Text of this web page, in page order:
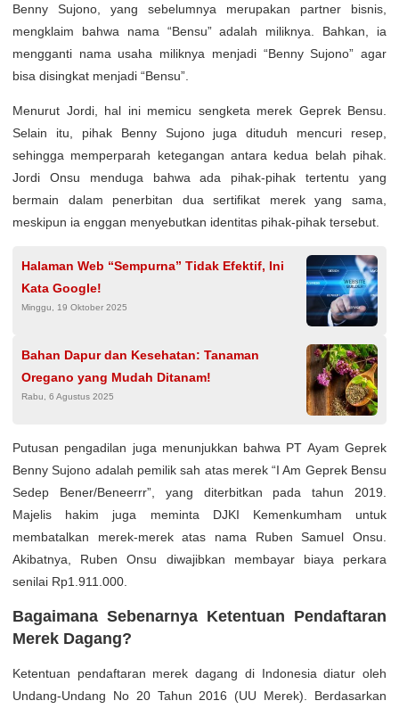
Benny Sujono, yang sebelumnya merupakan partner bisnis,
mengklaim bahwa nama “Bensu” adalah miliknya. Bahkan, ia
mengganti nama usaha miliknya menjadi “Benny Sujono” agar
bisa disingkat menjadi “Bensu”.
Menurut Jordi, hal ini memicu sengketa merek Geprek Bensu.
Selain itu, pihak Benny Sujono juga dituduh mencuri resep,
sehingga memperparah ketegangan antara kedua belah pihak.
Jordi Onsu menduga bahwa ada pihak-pihak tertentu yang
bermain dalam penerbitan dua sertifikat merek yang sama,
meskipun ia enggan menyebutkan identitas pihak-pihak tersebut.
Halaman Web “Sempurna” Tidak Efektif, Ini
Kata Google!
Minggu, 19 Oktober 2025
Bahan Dapur dan Kesehatan: Tanaman
Oregano yang Mudah Ditanam!
Rabu, 6 Agustus 2025
Putusan pengadilan juga menunjukkan bahwa PT Ayam Geprek
Benny Sujono adalah pemilik sah atas merek “I Am Geprek Bensu
Sedep Bener/Beneerrr”, yang diterbitkan pada tahun 2019.
Majelis hakim juga meminta DJKI Kemenkumham untuk
membatalkan merek-merek atas nama Ruben Samuel Onsu.
Akibatnya, Ruben Onsu diwajibkan membayar biaya perkara
senilai Rp1.911.000.
Bagaimana Sebenarnya Ketentuan Pendaftaran
Merek Dagang?
Ketentuan pendaftaran merek dagang di Indonesia diatur oleh
Undang-Undang No 20 Tahun 2016 (UU Merek). Berdasarkan